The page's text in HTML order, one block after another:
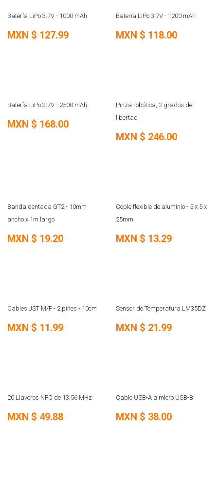
REMATE
Batería LiPo 3.7V - 1000 mAh
MXN $ 127.99
REMATE
Batería LiPo 3.7V - 1200 mAh
MXN $ 118.00
REMATE
Batería LiPo 3.7V - 2500 mAh
MXN $ 168.00
REMATE
Pinza robótica, 2 grados de
libertad
MXN $ 246.00
REMATE
Banda dentada GT2 - 10mm
ancho x 1m largo
MXN $ 19.20
REMATE
Cople flexible de aluminio - 5 x 5 x
25mm
MXN $ 13.29
REMATE
Cables JST M/F - 2 pines - 10cm
MXN $ 11.99
REMATE
Sensor de Temperatura LM35DZ
MXN $ 21.99
REMATE
20 Llaveros NFC de 13.56 MHz
MXN $ 49.88
REMATE
Cable USB-A a micro USB-B
MXN $ 38.00